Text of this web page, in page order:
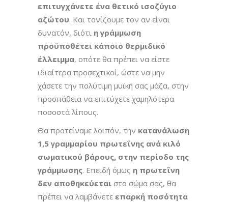
επιτυγχάνετε ένα θετικό ισοζύγιο
αζώτου. Και τονίζουμε τον αν είναι
δυνατόν, διότι η γράμμωση
προϋποθέτει κάποιο θερμιδικό
έλλειμμα, οπότε θα πρέπει να είστε
ιδιαίτερα προσεχτικοί, ώστε να μην
χάσετε την πολύτιμη μυϊκή σας μάζα, στην
προσπάθεια να επιτύχετε χαμηλότερα
ποσοστά λίπους.
Θα προτείναμε λοιπόν, την κατανάλωση
1,5 γραμμαρίου πρωτεΐνης ανά κιλό
σωματικού βάρους, στην περίοδο της
γράμμωσης. Επειδή όμως η πρωτεΐνη
δεν αποθηκεύεται στο σώμα σας, θα
πρέπει να λαμβάνετε επαρκή ποσότητα